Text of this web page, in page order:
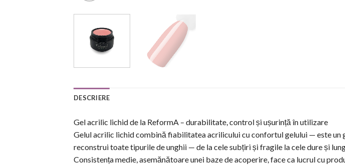
DESCRIERE
Gel acrilic lichid de la ReformA – durabilitate, control și ușurință în utilizare
Gelul acrilic lichid combină fiabilitatea acrilicului cu confortul gelului — este un
reconstrui toate tipurile de unghii — de la cele subțiri și fragile la cele dure și
Consistența medie, asemănătoare unei baze de acoperire, face ca lucrul cu